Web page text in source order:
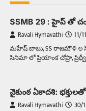
SSMB 29 : హైప్ తో
Ravali Hymavathi 11/
మహేష్ బాబు, SS రాజమౌళి ల
సినిమా లో ప్రియాంక చోప్రా,
వైకుంఠ ఏకాదశి:
Ravali Hymavathi 30/